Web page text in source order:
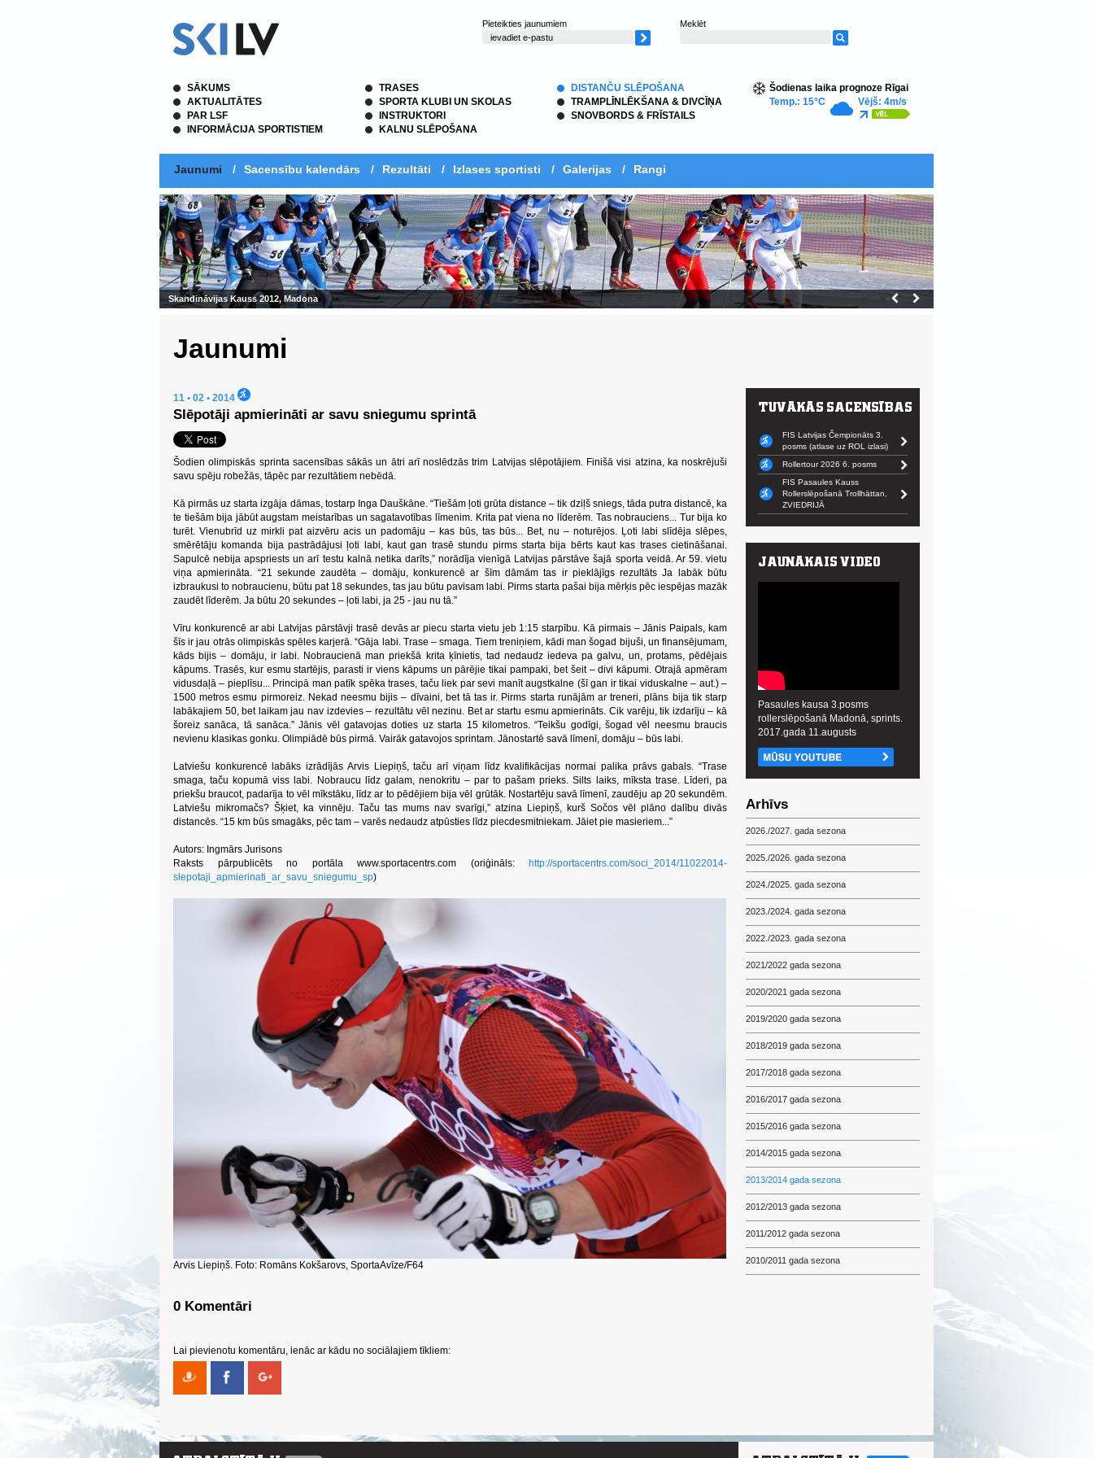
Pieteikties jaunumiem Meklēt
SĀKUMS
AKTUALITĀTES
PAR LSF
INFORMĀCIJA SPORTISTIEM
TRASES
SPORTA KLUBI UN SKOLAS
INSTRUKTORI
KALNU SLĒPOŠANA
DISTANČU SLĒPOŠANA
TRAMPLĪNLĒKŠANA & DIVCĪŅA
SNOVBORDS & FRĪSTAILS
Šodienas laika prognoze Rīgai
Temp.: 15°C
Vējš: 4m/s
Jaunumi / Sacensību kalendārs / Rezultāti / Izlases sportisti / Galerijas / Rangi
Skandināvijas Kauss 2012, Madona
Jaunumi
11 • 02 • 2014
Slēpotāji apmierināti ar savu sniegumu sprintā
Šodien olimpiskās sprinta sacensības sākās un ātri arī noslēdzās trim Latvijas slēpotājiem. Finišā visi atzina, ka noskrējuši
savu spēju robežās, tāpēc par rezultātiem nebēdā.
Kā pirmās uz starta izgāja dāmas, tostarp Inga Dauškāne. “Tiešām ļoti grūta distance – tik dziļš sniegs, tāda putra distancē, ka
te tiešām bija jābūt augstam meistarības un sagatavotības līmenim. Krita pat viena no līderēm. Tas nobrauciens... Tur bija ko
turēt. Vienubrīd uz mirkli pat aizvēru acis un padomāju – kas būs, tas būs... Bet, nu – noturējos. Ļoti labi slīdēja slēpes,
smērētāju komanda bija pastrādājusi ļoti labi, kaut gan trasē stundu pirms starta bija bērts kaut kas trases cietināšanai.
Sapulcē nebija apspriests un arī testu kalnā netika darīts,” norādīja vienīgā Latvijas pārstāve šajā sporta veidā. Ar 59. vietu
viņa apmierināta. “21 sekunde zaudēta – domāju, konkurencē ar šīm dāmām tas ir pieklājīgs rezultāts Ja labāk būtu
izbraukusi to nobraucienu, būtu pat 18 sekundes, tas jau būtu pavisam labi. Pirms starta pašai bija mērķis pēc iespējas mazāk
zaudēt līderēm. Ja būtu 20 sekundes – ļoti labi, ja 25 - jau nu tā.”
Vīru konkurencē ar abi Latvijas pārstāvji trasē devās ar piecu starta vietu jeb 1:15 starpību. Kā pirmais – Jānis Paipals, kam
šīs ir jau otrās olimpiskās spēles karjerā. “Gāja labi. Trase – smaga. Tiem treniņiem, kādi man šogad bijuši, un finansējumam,
kāds bijis – domāju, ir labi. Nobraucienā man priekšā krita ķīnietis, tad nedaudz iedeva pa galvu, un, protams, pēdējais
kāpums. Trasēs, kur esmu startējis, parasti ir viens kāpums un pārējie tikai pampaki, bet šeit – divi kāpumi. Otrajā apmēram
vidusdaļā – pieplīsu... Principā man patīk spēka trases, taču liek par sevi manīt augstkalne (šī gan ir tikai viduskalne – aut.) –
1500 metros esmu pirmoreiz. Nekad neesmu bijis – dīvaini, bet tā tas ir. Pirms starta runājām ar treneri, plāns bija tik starp
labākajiem 50, bet laikam jau nav izdevies – rezultātu vēl nezinu. Bet ar startu esmu apmierināts. Cik varēju, tik izdarīju – kā
šoreiz sanāca, tā sanāca.” Jānis vēl gatavojas doties uz starta 15 kilometros. “Teikšu godīgi, šogad vēl neesmu braucis
nevienu klasikas gonku. Olimpiādē būs pirmā. Vairāk gatavojos sprintam. Jānostartē savā līmenī, domāju – būs labi.
Latviešu konkurencē labāks izrādījās Arvis Liepiņš, taču arī viņam līdz kvalifikācijas normai palika prāvs gabals. “Trase
smaga, taču kopumā viss labi. Nobraucu līdz galam, nenokritu – par to pašam prieks. Silts laiks, mīksta trase. Līderi, pa
priekšu braucot, padarīja to vēl mīkstāku, līdz ar to pēdējiem bija vēl grūtāk. Nostartēju savā līmenī, zaudēju ap 20 sekundēm.
Latviešu mikromačs? Šķiet, ka vinnēju. Taču tas mums nav svarīgi,” atzina Liepiņš, kurš Sočos vēl plāno dalību divās
distancēs. “15 km būs smagāks, pēc tam – varēs nedaudz atpūsties līdz piecdesmitniekam. Jāiet pie masieriem...”
Autors: Ingmārs Jurisons
Raksts pārpublicēts no portāla www.sportacentrs.com (oriģināls:
http://sportacentrs.com/soci_2014/11022014-
slepotaji_apmierinati_ar_savu_sniegumu_sp)
Arvis Liepiņš. Foto: Romāns Kokšarovs, SportaAvīze/F64
0 Komentāri
Lai pievienotu komentāru, ienāc ar kādu no sociālajiem tīkliem:
FIS Latvijas Čempionāts 3.
posms (atlase uz ROL izlasi)
Rollertour 2026 6. posms
FIS Pasaules Kauss
Rollerslēpošanā Trollhättan,
ZVIEDRIJĀ
Pasaules kausa 3.posms
rollerslēpošanā Madonā, sprints.
2017.gada 11.augusts
Arhīvs
2026./2027. gada sezona
2025./2026. gada sezona
2024./2025. gada sezona
2023./2024. gada sezona
2022./2023. gada sezona
2021/2022 gada sezona
2020/2021 gada sezona
2019/2020 gada sezona
2018/2019 gada sezona
2017/2018 gada sezona
2016/2017 gada sezona
2015/2016 gada sezona
2014/2015 gada sezona
2013/2014 gada sezona
2012/2013 gada sezona
2011/2012 gada sezona
2010/2011 gada sezona